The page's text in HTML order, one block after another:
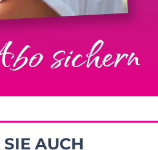
sichern
AUCH